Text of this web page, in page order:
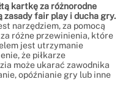
kartkę za różnorodne
fair play i ducha gry.
narzędziem, za pomocą
różne przewinienia, które
jest utrzymanie
że piłkarze
może ukarać zawodnika
opóźnianie gry lub inne